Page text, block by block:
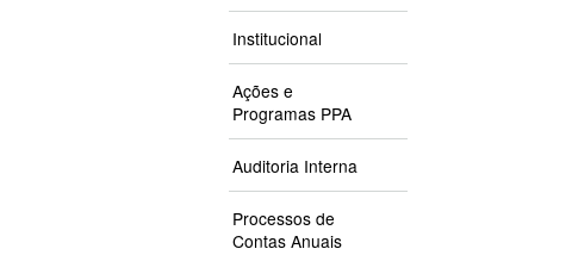
Institucional
Ações e
Programas PPA
Auditoria Interna
Processos de
Contas Anuais